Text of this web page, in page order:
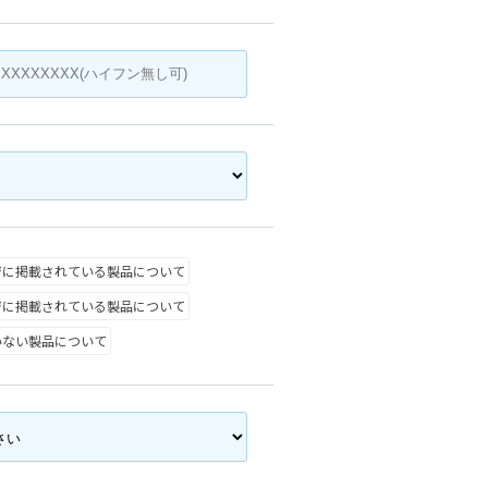
掲載されている製品について
掲載されている製品について
い製品について